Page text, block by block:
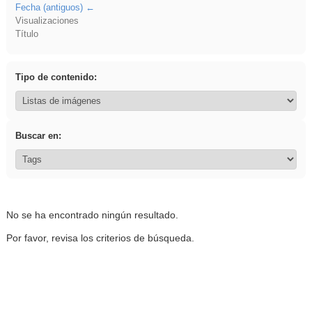
Fecha (antiguos)
Visualizaciones
Título
Tipo de contenido:
Buscar en:
No se ha encontrado ningún resultado.
Por favor, revisa los criterios de búsqueda.